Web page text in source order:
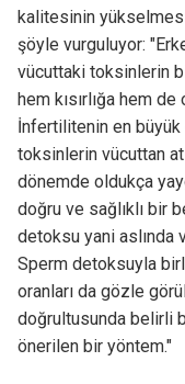
kalitesinin
şöyle vurguluyor:
vücuttaki toksinlerin
hem kısırlığa hem
İnfertilitenin en
toksinlerin vücuttan
dönemde oldukça
doğru ve sağlıklı bir
detoksu yani aslında
Sperm detoksuyla
oranları da gözle
doğrultusunda belirli
önerilen bir yöntem."